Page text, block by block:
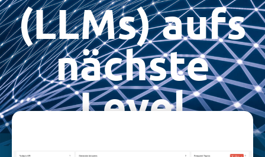
(LLMs) aufs
nächste
Level